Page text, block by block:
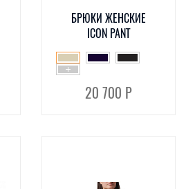
БРЮКИ ЖЕНСКИЕ
ICON PANT
20 700 Р